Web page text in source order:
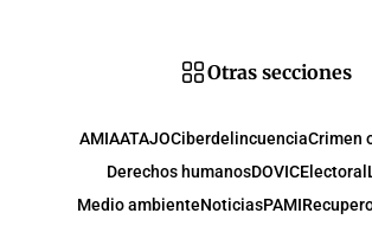
Otras secciones
AMIAATAJOCiberdelincuenciaCrimen
Derechos humanosDOVICElectoral
Medio ambienteNoticiasPAMI